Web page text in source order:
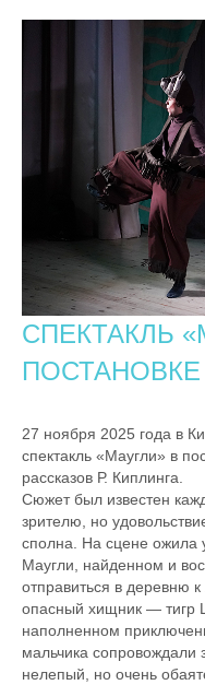
CПЕКТАКЛЬ
27 ноября 2025 года в
спектакль «Маугли» в
рассказов Р. Киплинга.
Сюжет был известен
зрителю, но
сполна. На сцене ожила
Маугли, найденном и
отправиться в деревню
опасный хищник — тигр
наполненном
мальчика сопровождали
нелепый, но очень